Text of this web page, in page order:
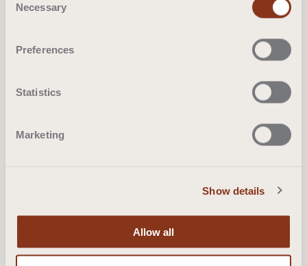
Selection
Necessary
Preferences
Statistics
Marketing
Show details
Allow all